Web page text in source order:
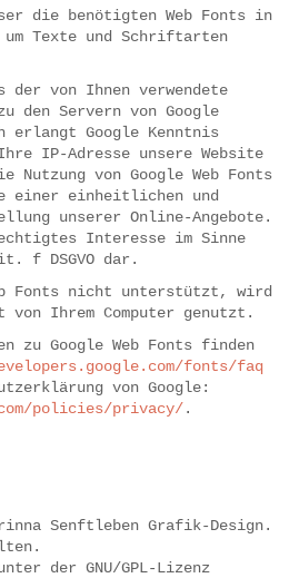
die benötigten Web Fonts in
um Texte und Schriftarten
der von Ihnen verwendete
den Servern von Google
erlangt Google Kenntnis
IP-Adresse unsere Website
Nutzung von Google Web Fonts
einer einheitlichen und
unserer Online-Angebote.
Interesse im Sinne
f DSGVO dar.
Fonts nicht unterstützt, wird
Ihrem Computer genutzt.
zu Google Web Fonts finden
fonts/faq
von Google:
policies/privacy/.
Senftleben Grafik-Design.
der GNU/GPL-Lizenz